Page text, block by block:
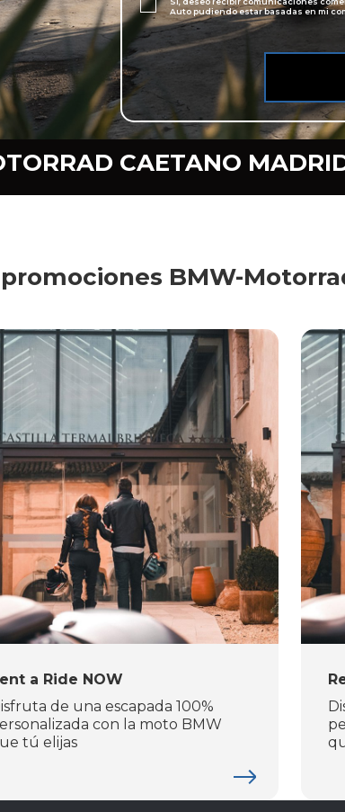
Auto pudiendo estar basadas en mi
CAETANO
BMW-
a Ride NOW
de una escapada 100%
con la moto BMW
tú elijas